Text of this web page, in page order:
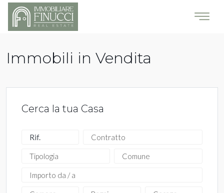
Immobili in Vendita
Cerca la tua Casa